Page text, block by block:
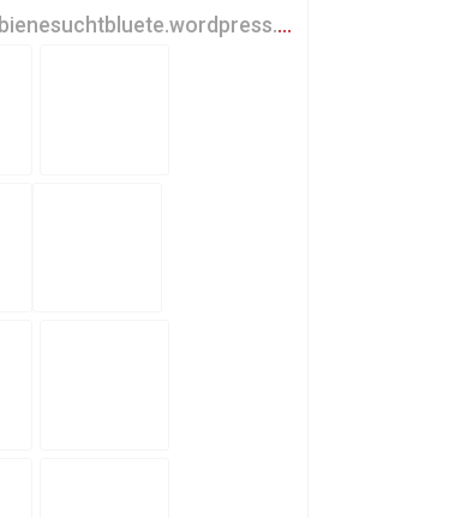
bienesuchtbluete.wordpress.com